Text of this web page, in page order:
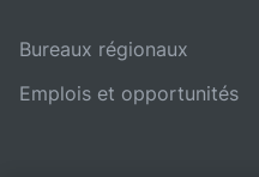
Bureaux régionaux
Emplois et opportunités